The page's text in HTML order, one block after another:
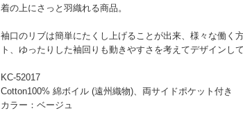
着の上にさっと羽織れる商品。
袖口のリブは簡単にたくし上げることが出来、様々な働く
ト、ゆったりした袖回りも動きやすさを考えてデザインして
KC-52017
Cotton100% 綿ボイル (遠州織物)、両サイドポケット付き
カラー：ベージュ